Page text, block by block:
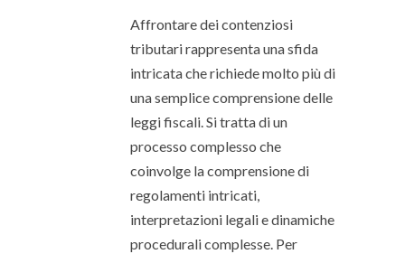
Affrontare dei contenziosi
tributari rappresenta una sfida
intricata che richiede molto più di
una semplice comprensione delle
leggi fiscali. Si tratta di un
processo complesso che
coinvolge la comprensione di
regolamenti intricati,
interpretazioni legali e dinamiche
procedurali complesse. Per